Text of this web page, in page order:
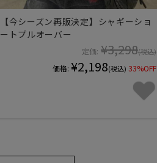
【今シーズン再販決定】シャギーショ
ートプルオーバー
定価: ¥3,298(税込)
価格: ¥2,198(税込) 33%OFF